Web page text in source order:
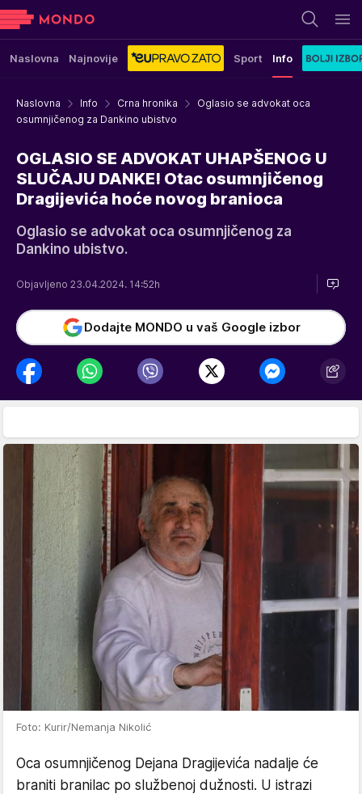
Naslovna Najnovije Sport Info
Naslovna Info Crna hronika
Oglasio se advokat oca
osumnjičenog za Dankino ubistvo
OGLASIO SE ADVOKAT UHAPŠENOG U
SLUČAJU DANKE! Otac osumnjičenog
Dragijevića hoće novog branioca
Oglasio se advokat oca osumnjičenog za
Dankino ubistvo.
Objavljeno 23.04.2024. 14:52h
Dodajte MONDO u vaš Google izbor
Foto: Kurir/Nemanja Nikolić
Oca osumnjičenog Dejana Dragijevića nadalje će
braniti branilac po službenoj dužnosti. U istrazi